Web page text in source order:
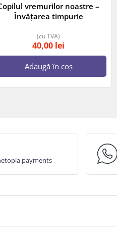
vremurilor noastre –
Învățarea timpurie
40,00 lei
(cu TVA)
Adaugă în coș
payments